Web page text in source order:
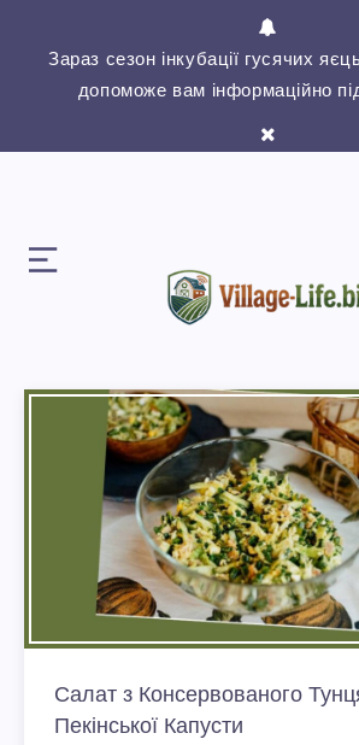
Зараз сезон інкубації гусячих
допоможе вам інформаційно
Салат з Консервованого
Пекінської Капусти